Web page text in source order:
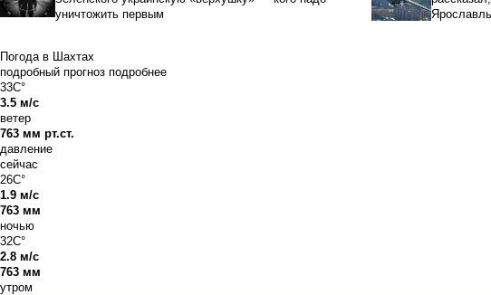
уничтожить первым
Ярославль
Погода в Шахтах
подробный прогноз подробнее
33C°
3.5 м/с
ветер
763 мм рт.ст.
давление
сейчас
26C°
1.9 м/с
763 мм
ночью
32C°
2.8 м/с
763 мм
утром